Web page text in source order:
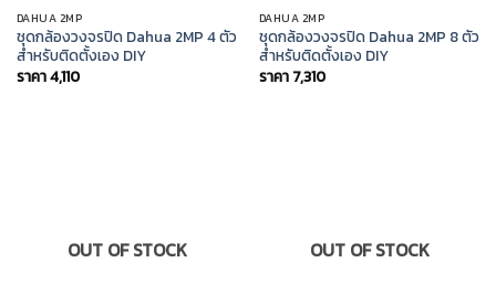
DAHUA 2MP
ชุดกล้องวงจรปิด Dahua 2MP 4 ตัว
สำหรับติดตั้งเอง DIY
ราคา4,110
DAHUA 2MP
ชุดกล้องวงจรปิด Dahua 2MP 8 ตัว
สำหรับติดตั้งเอง DIY
ราคา 7,310
OUT OF STOCK OUT OF STOCK